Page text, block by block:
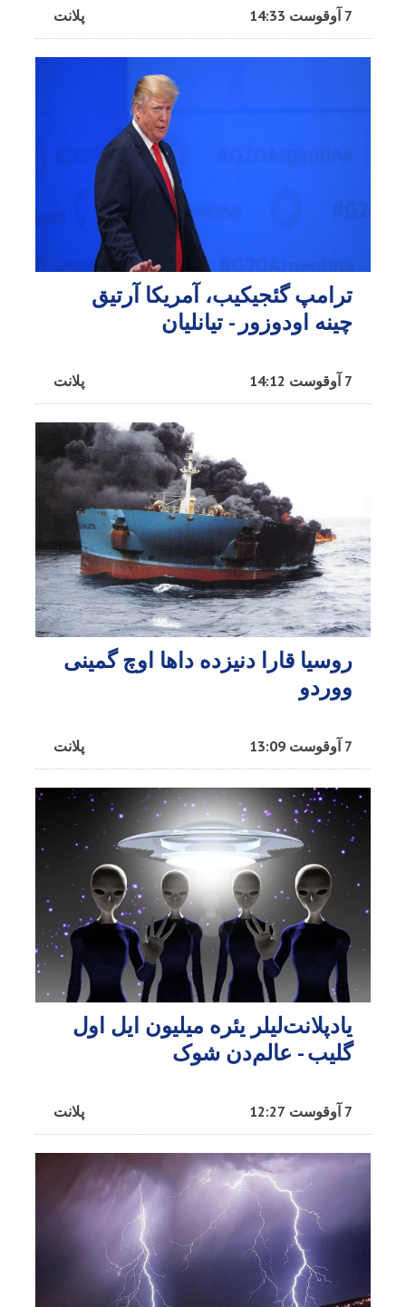
پلانت 7 آوقوست 14:33
ترامپ گئجیکیب، آمریکا آرتیق
چینه اودوزور - تیانلیان
پلانت 7 آوقوست 14:12
روسیا قارا دنیزده داها اوچ گمینی
ووردو
پلانت 7 آوقوست 13:09
یادپلانت‌لیلر یئره میلیون ایل اول
گلیب - عالم‌دن شوک
پلانت 7 آوقوست 12:27